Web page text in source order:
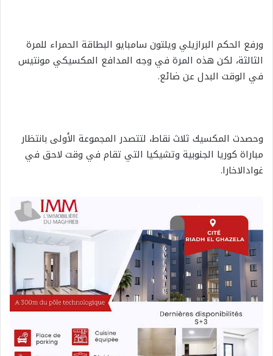
ورفع الحكم البرازيلي ويلتون سامبايو البطاقة الحمراء للمرة
الثالثة، لكن هذه المرة في وجه المدافع المكسيكي مونتيس
في الوقت البدل عن ضائع.
وحصدت المكسيك ثلاث نقاط، لتتصدر المجموعة الأولى بانتظار
مباراة كوريا الجنوبية وتشيكيا التي تقام في وقت لاحق في
غوادالاخارا.